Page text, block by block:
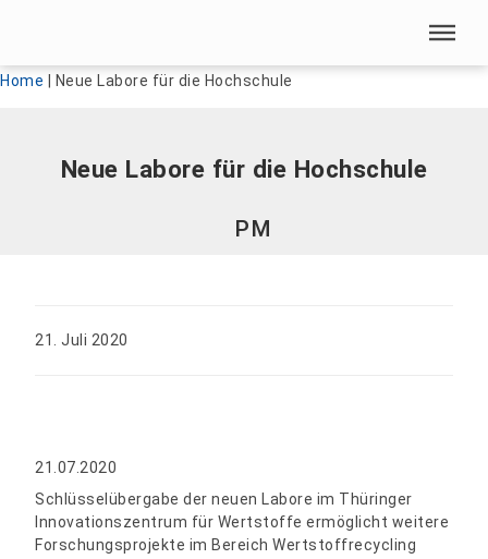
Menü überspringen
Home Neue Labore für die Hochschule
Neue Labore für die Hochschule
PM
21. Juli 2020
21.07.2020
Schlüsselübergabe der neuen Labore im Thüringer
Innovationszentrum für Wertstoffe ermöglicht weitere
Forschungsprojekte im Bereich Wertstoffrecycling